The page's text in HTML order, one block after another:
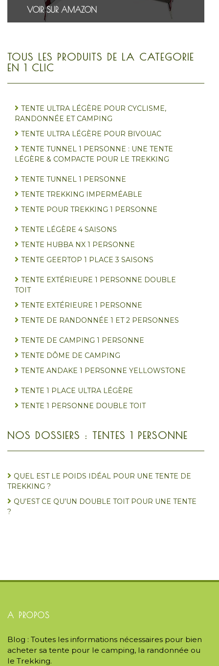
VOIR SUR AMAZON
TOUS LES PRODUITS DE LA CATEGORIE
EN 1 CLIC
TENTE ULTRA LÉGÈRE POUR CYCLISME,
RANDONNÉE ET CAMPING
TENTE ULTRA LÉGÈRE POUR BIVOUAC
TENTE TUNNEL 1 PERSONNE : UNE TENTE
LÉGÈRE & COMPACTE POUR LE TREKKING
TENTE TUNNEL 1 PERSONNE
TENTE TREKKING IMPERMÉABLE
TENTE POUR TREKKING 1 PERSONNE
TENTE LÉGÈRE 4 SAISONS
TENTE HUBBA NX 1 PERSONNE
TENTE GEERTOP 1 PLACE 3 SAISONS
TENTE EXTÉRIEURE 1 PERSONNE DOUBLE
TOIT
TENTE EXTÉRIEURE 1 PERSONNE
TENTE DE RANDONNÉE 1 ET 2 PERSONNES
TENTE DE CAMPING 1 PERSONNE
TENTE DÔME DE CAMPING
TENTE ANDAKE 1 PERSONNE YELLOWSTONE
TENTE 1 PLACE ULTRA LÉGÈRE
TENTE 1 PERSONNE DOUBLE TOIT
NOS DOSSIERS : TENTES 1 PERSONNE
QUEL EST LE POIDS IDÉAL POUR UNE TENTE DE
TREKKING ?
QU’EST CE QU’UN DOUBLE TOIT POUR UNE TENTE
?
A PROPOS
Blog : Toutes les informations nécessaires pour bien
acheter sa tente pour le camping, la randonnée ou
le Trekking.